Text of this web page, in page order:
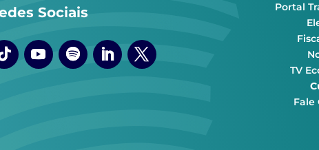
Sociais
Portal
TV
Fale